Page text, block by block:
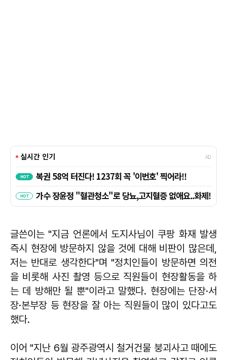
글쓴이는 "지금 언론에서 도지사님이 쿠팡 화재 발생
즉시 현장에 방문하지 않을 것에 대해 비판이 많은데,
저는 반대로 생각한다"며 "정치인들이 방문하면 의전
을 비롯해 사진 촬영 등으로 직원들이 현장활동을 하
는 데 방해만 될 뿐"이라고 말했다. 현장에는 단장·서
장·본부장 등 현장을 잘 아는 직원들이 많이 있다고도
했다.
이어 "지난 6월 광주광역시 철거건물 붕괴사고 때에도